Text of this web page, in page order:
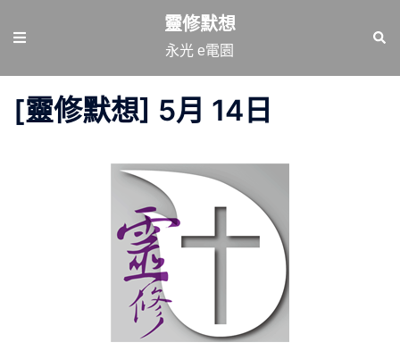
要
靈修默想
永光 e電園
[靈修默想] 5月 14日